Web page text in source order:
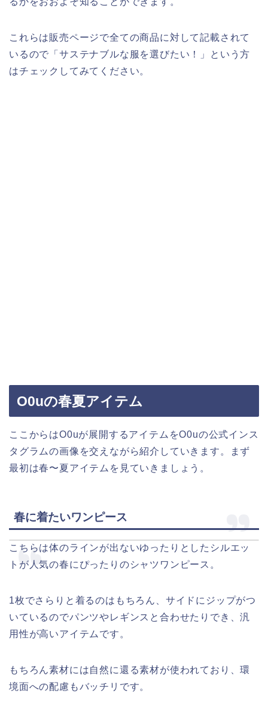
これらは販売ページで全ての商品に対して記載されて
いるので「サステナブルな服を選びたい！」という方
はチェックしてみてください。
O0uの春夏アイテム
ここからはO0uが展開するアイテムをO0uの公式インス
タグラムの画像を交えながら紹介していきます。まず
最初は春〜夏アイテムを見ていきましょう。
春に着たいワンピース
こちらは体のラインが出ないゆったりとしたシルエッ
トが人気の春にぴったりのシャツワンピース。
1枚でさらりと着るのはもちろん、サイドにジップがつ
いているのでパンツやレギンスと合わせたりでき、汎
用性が高いアイテムです。
もちろん素材には自然に還る素材が使われており、環
境面への配慮もバッチリです。